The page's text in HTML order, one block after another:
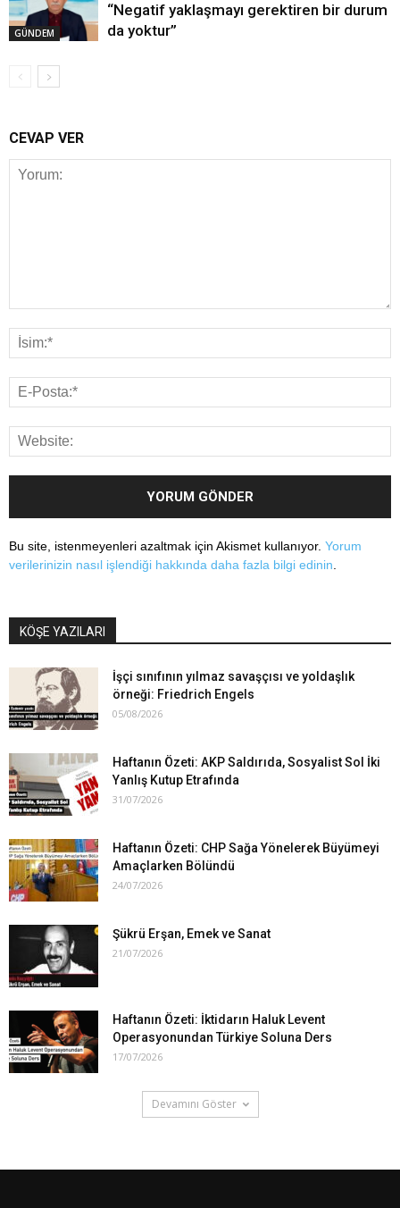
GÜNDEM
“Negatif yaklaşmayı gerektiren bir durum
da yoktur”
CEVAP VER
Bu site, istenmeyenleri azaltmak için Akismet kullanıyor. Yorum
verilerinizin nasıl işlendiği hakkında daha fazla bilgi edinin
KÖŞE YAZILARI
İşçi sınıfının yılmaz savaşçısı ve yoldaşlık
örneği: Friedrich Engels
05/08/2026
Haftanın Özeti: AKP Saldırıda, Sosyalist Sol İki
Yanlış Kutup Etrafında
31/07/2026
Haftanın Özeti: CHP Sağa Yönelerek Büyümeyi
Amaçlarken Bölündü
24/07/2026
Şükrü Erşan, Emek ve Sanat
21/07/2026
Haftanın Özeti: İktidarın Haluk Levent
Operasyonundan Türkiye Soluna Ders
17/07/2026
Devamını Göster